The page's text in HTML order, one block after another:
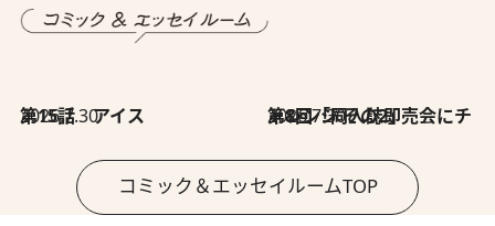
2026.7.30
第15話 アイス 2026.7.30
第8回「同人誌即売会にチャレンジ その2」
コミック＆エッセイルームTOP